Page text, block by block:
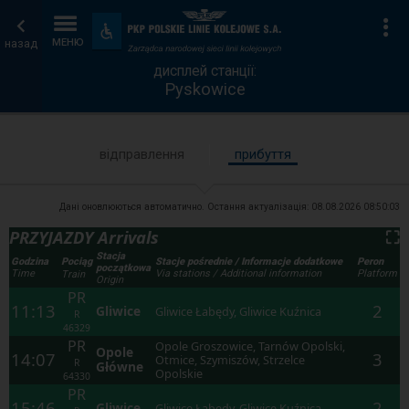
назад МЕНЮ
Пристосування
та
зручності
дисплей
станції
Головна
сторінка
дисплей станції:
Pyskowice
відправлення прибуття
Дані оновлюються автоматично. Остання актуалізація: 08.08.2026 08:50:03
PRZYJAZDY Arrivals ⛶
Godzina
Time
Pociąg
Train
Stacja
początkowa
Origin
Stacje pośrednie / Informacje dodatkowe
Via stations / Additional information
Peron
Platform
11:13
PR
R
46329
Gliwice Gliwice Łabędy, Gliwice Kuźnica 2
14:07
PR
R
64330
Opole
Główne
Opole Groszowice, Tarnów Opolski,
Otmice, Szymiszów, Strzelce
Opolskie
3
PR